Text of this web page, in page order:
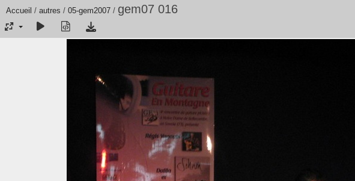
Accueil / autres / 05-gem2007 / gem07 016